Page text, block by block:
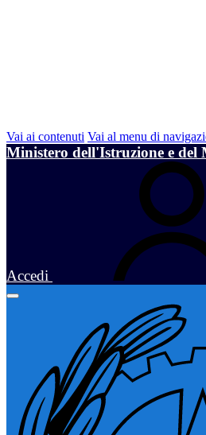
Vai ai contenuti Vai al menu di
Ministero dell'Istruzione e del
Accedi